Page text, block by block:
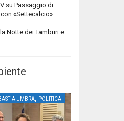
su Passaggio di
«Settecalcio»
Notte dei Tamburi e
UMBRA, POLITICA